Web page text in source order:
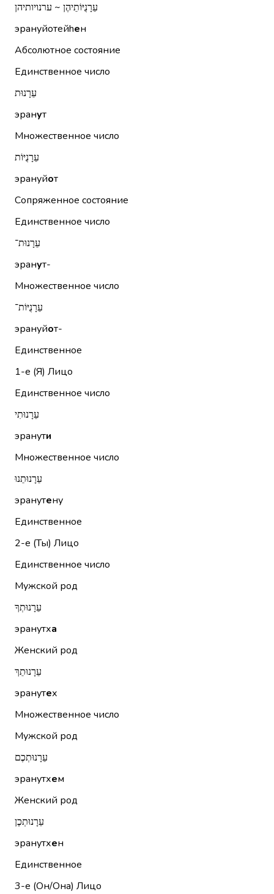
עֵרָנֻיּוֹתֵיהֶן ~ ערנויותיהן
эрануйотейhен
Абсолютное состояние
Единственное число
עֵרָנוּת
эранут
Множественное число
עֵרָנֻיּוֹת
эрануйот
Сопряженное состояние
Единственное число
עֵרָנוּת־
эранут-
Множественное число
עֵרָנֻיּוֹת־
эрануйот-
Единственное
1-е (Я) Лицо
Единственное число
עֵרָנוּתִי
эранути
Множественное число
עֵרָנוּתֵנוּ
эранутену
Единственное
2-е (Ты) Лицо
Единственное число
Мужской род
עֵרָנוּתְךָ
эранутха
Женский род
עֵרָנוּתֵךְ
эранутех
Множественное число
Мужской род
עֵרָנוּתְכֶם
эранутхем
Женский род
עֵרָנוּתְכֶן
эранутхен
Единственное
3-е (Он/Она) Лицо